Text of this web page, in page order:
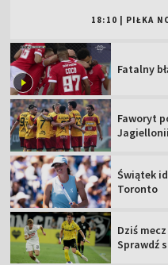
18:10 PIŁKA
Fatalny
Faworyt
Świątek
Toronto
Dziś
Sprawdź